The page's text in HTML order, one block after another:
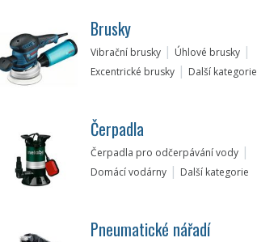
Brusky
Vibrační brusky
Úhlové brusky
Excentrické brusky
Další kategorie
Čerpadla
Čerpadla pro odčerpávání vody
Domácí vodárny
Další kategorie
Pneumatické nářadí